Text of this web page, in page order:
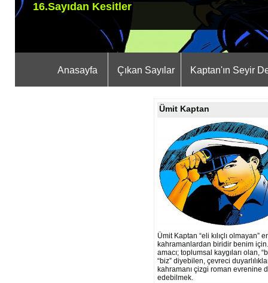
16.Sayıdan Kesitler
Anasayfa Çıkan Sayılar Kaptan'ın Seyir
Ümit Kaptan
Ümit Kaptan “eli kılıçlı olmayan”
kahramanlardan biridir benim
amacı; toplumsal kaygıları olan,
“biz” diyebilen, çevreci
kahramanı çizgi roman evrenine
edebilmek.